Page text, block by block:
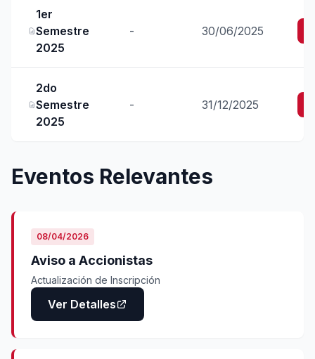
1er
Semestre
2025
- 30/06/2025
2do
Semestre
2025
- 31/12/2025
Eventos Relevantes
08/04/2026
Aviso a Accionistas
Actualización de Inscripción
Ver Detalles